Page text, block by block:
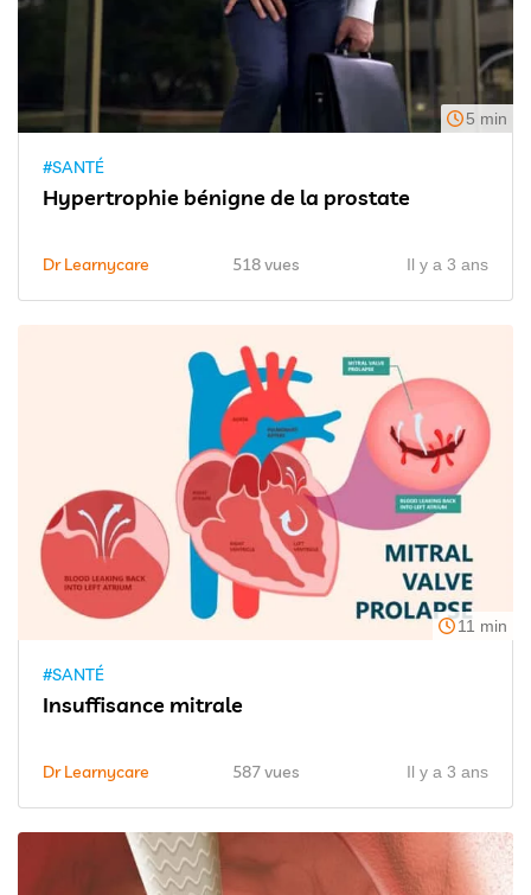
5 min
#SANTÉ
Hypertrophie bénigne de la prostate
Dr Learnycare 518 vues Il y a 3 ans
11 min
#SANTÉ
Insuffisance mitrale
Dr Learnycare 587 vues Il y a 3 ans